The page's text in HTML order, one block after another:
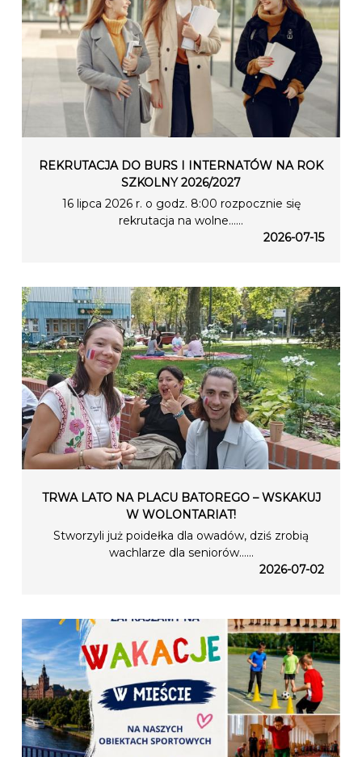
REKRUTACJA DO BURS I INTERNATÓW NA ROK
SZKOLNY 2026/2027
16 lipca 2026 r. o godz. 8:00 rozpocznie się
rekrutacja na wolne…...
2026-07-15
TRWA LATO NA PLACU BATOREGO – WSKAKUJ
W WOLONTARIAT!
Stworzyli już poidełka dla owadów, dziś zrobią
wachlarze dla seniorów…...
2026-07-02